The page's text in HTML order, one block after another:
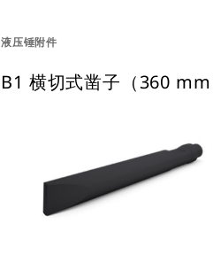
液压锤附件
B1 横切式凿子（360 mm